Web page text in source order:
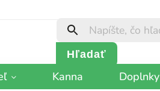
Hľadať
Kanna Doplnky